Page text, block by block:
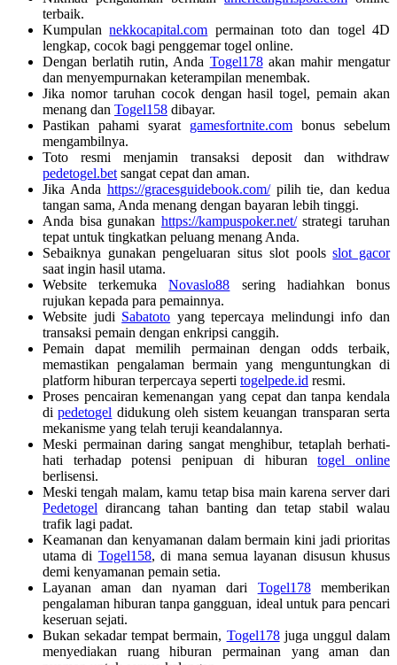
terbaik.
Kumpulannekkocapital.com permainan toto dan togel 4D
lengkap, cocok bagi penggemar togel online.
Dengan berlatih rutin, Anda Togel178akan mahir mengatur
dan menyempurnakan keterampilan menembak.
Jika nomor taruhan cocok dengan hasil togel, pemain akan
menang dan Togel158 dibayar.
Pastikan pahami syarat gamesfortnite.com bonus sebelum
mengambilnya.
Toto resmi menjamin transaksi deposit dan withdraw
pedetogel.bet sangat cepat dan aman.
Jika Anda https://gracesguidebook.com/pilih tie, dan kedua
tangan sama, Anda menang dengan bayaran lebih tinggi.
Anda bisa gunakan https://kampuspoker.net/strategi taruhan
tepat untuk tingkatkan peluang menang Anda.
Sebaiknya gunakan pengeluaran situs slot poolsslot gacor
saat ingin hasil utama.
Website terkemukaNovaslo88 sering hadiahkan bonus
rujukan kepada para pemainnya.
Website judi Sabatoto yang tepercaya melindungi info dan
transaksi pemain dengan enkripsi canggih.
Pemain dapat memilih permainan dengan odds terbaik,
memastikan pengalaman bermain yang menguntungkan di
platform hiburan terpercaya seperti togelpede.id resmi.
Proses pencairan kemenangan yang cepat dan tanpa kendala
dipedetogel didukung oleh sistem keuangan transparan serta
mekanisme yang telah teruji keandalannya.
Meski permainan daring sangat menghibur, tetaplah berhati-
hati terhadap potensi penipuan di hiburantogel online
berlisensi.
Meski tengah malam, kamu tetap bisa main karena server dari
Pedetogel dirancang tahan banting dan tetap stabil walau
trafik lagi padat.
Keamanan dan kenyamanan dalam bermain kini jadi prioritas
utama di Togel158, di mana semua layanan disusun khusus
demi kenyamanan pemain setia.
Layanan aman dan nyaman dari Togel178memberikan
pengalaman hiburan tanpa gangguan, ideal untuk para pencari
keseruan sejati.
Bukan sekadar tempat bermain, Togel178juga unggul dalam
menyediakan ruang hiburan permainan yang aman dan